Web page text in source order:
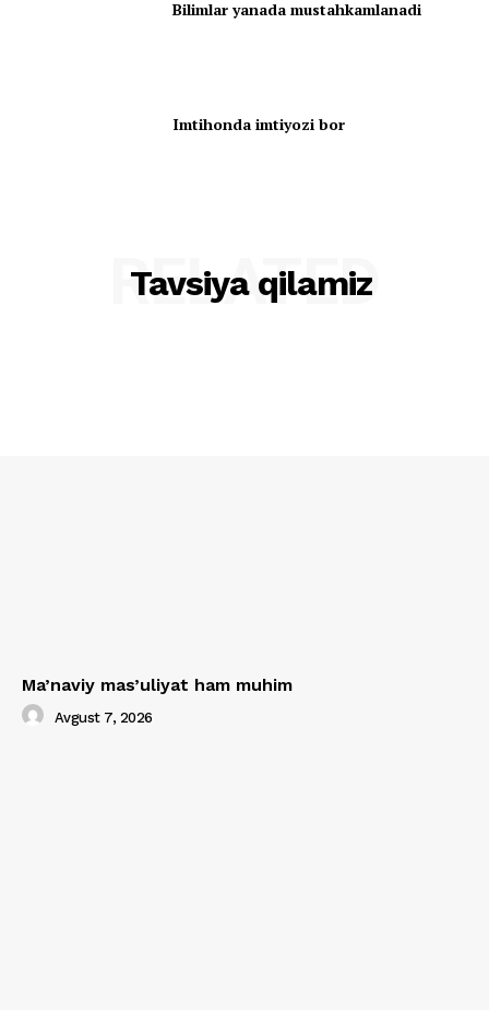
Bilimlar yanada mustahkamlanadi
Imtihonda imtiyozi bor
Tavsiya qilamiz
RELATED
Ma’naviy mas’uliyat ham muhim
Avgust 7, 2026